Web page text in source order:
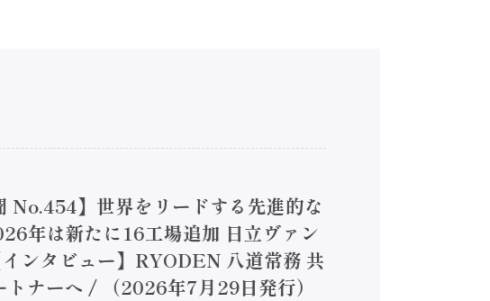
No.454】世界をリードする先進的な
年は新たに16工場追加 日立ヴァン
ンタビュー】RYODEN 八道常務 共
ナーへ / （2026年7月29日発行）